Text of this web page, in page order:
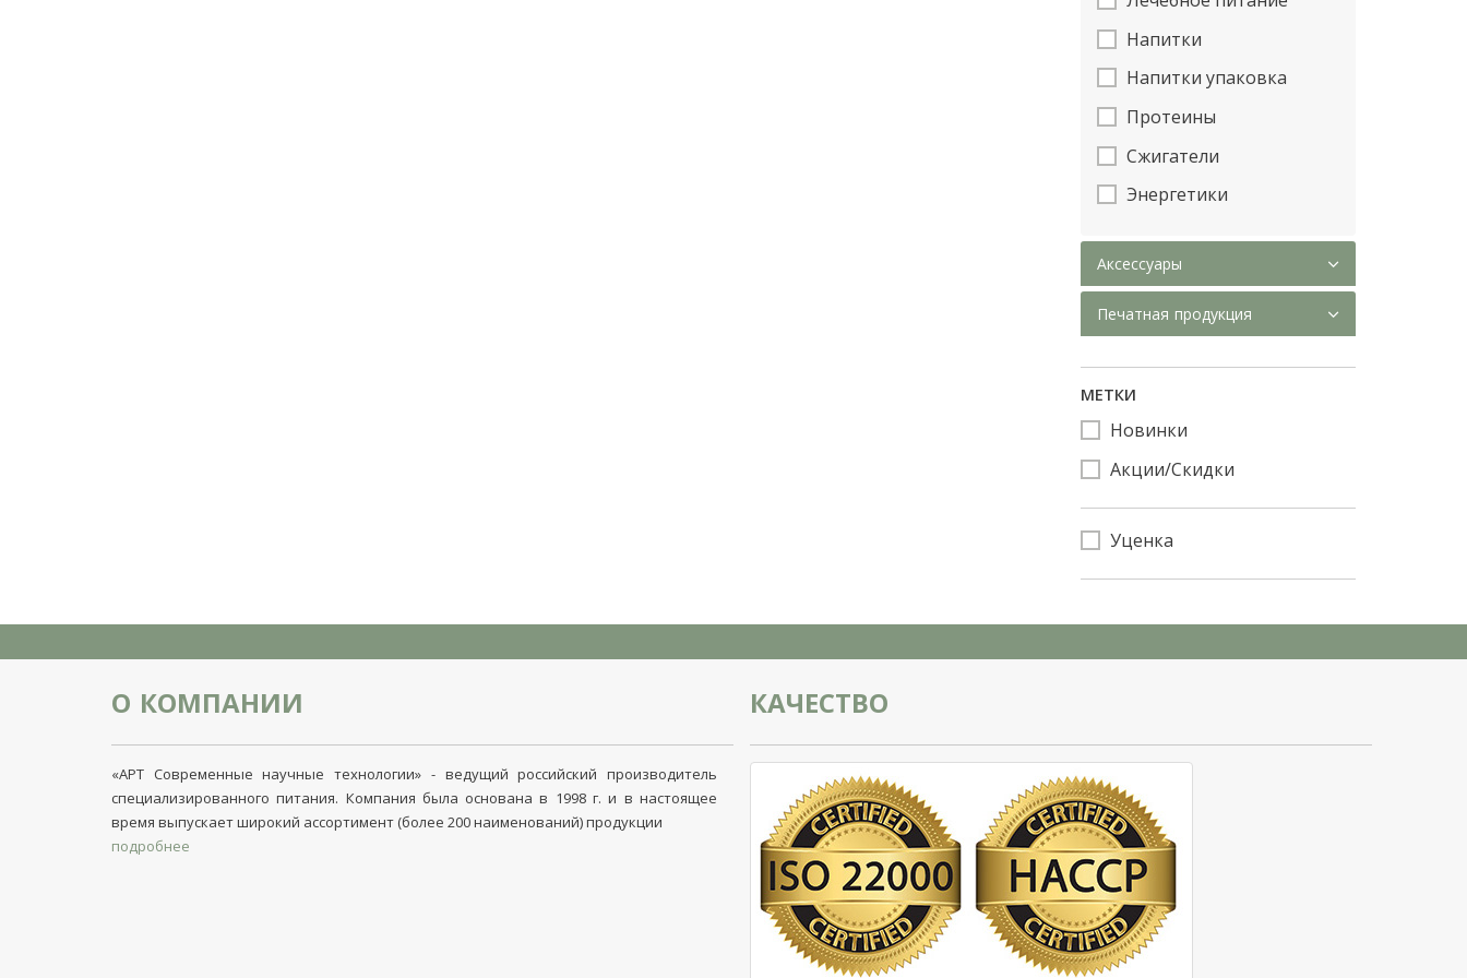
Напитки
Напитки упаковка
Протеины
Сжигатели
Энергетики
Аксессуары
Печатная продукция
МЕТКИ
Новинки
Акции/Скидки
Уценка
О КОМПАНИИ
«АРТ Современные научные технологии» - ведущий российский производитель
специализированного питания. Компания была основана в 1998 г. и в настоящее
время выпускает широкий ассортимент (более 200 наименований) продукции
подробнее
КАЧЕСТВО